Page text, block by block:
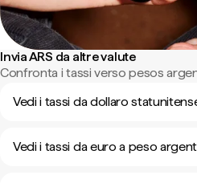
Invia ARS da altre valute
Confronta i tassi verso pesos
Vedi i tassi da dollaro
Vedi i tassi da euro a peso